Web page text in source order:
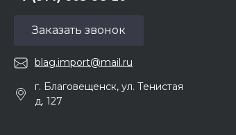
Заказать звонок
blag.import@mail.ru
г. Благовещенск, ул. Тенистая
д. 127